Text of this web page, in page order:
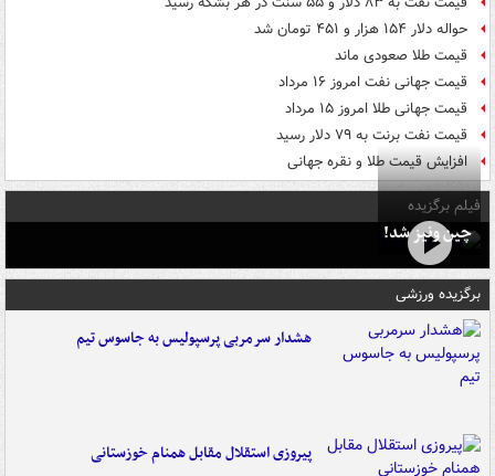
حواله دلار ۱۵۴ هزار و ۴۵۱ تومان شد
قیمت طلا صعودی ماند
قیمت جهانی نفت امروز ۱۶ مرداد
قیمت جهانی طلا امروز ۱۵ مرداد
قیمت نفت برنت به ۷۹ دلار رسید
افزایش قیمت طلا و نقره جهانی
فیلم برگزیده
چین ونیز شد!
برگزیده ورزشی
هشدار سرمربی پرسپولیس به جاسوس تیم
پیروزی استقلال مقابل همنام خوزستانی